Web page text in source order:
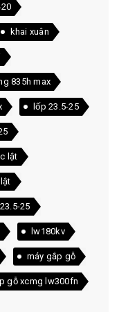
khai xuân
835h max
lốp 23.5-25
lật
25
lw180kv
máy gắp gỗ
gỗ xcmg lw300fn